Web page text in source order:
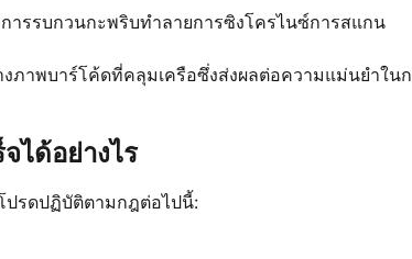
ารรบกวนกะพริบทำลายการซิงโครไนซ์การสแกน
ภาพบาร์โค้ดที่คลุมเครือซึ่งส่งผลต่อความแม่นยำใน
ได้อย่างไร
รดปฏิบัติตามกฎต่อไปนี้: